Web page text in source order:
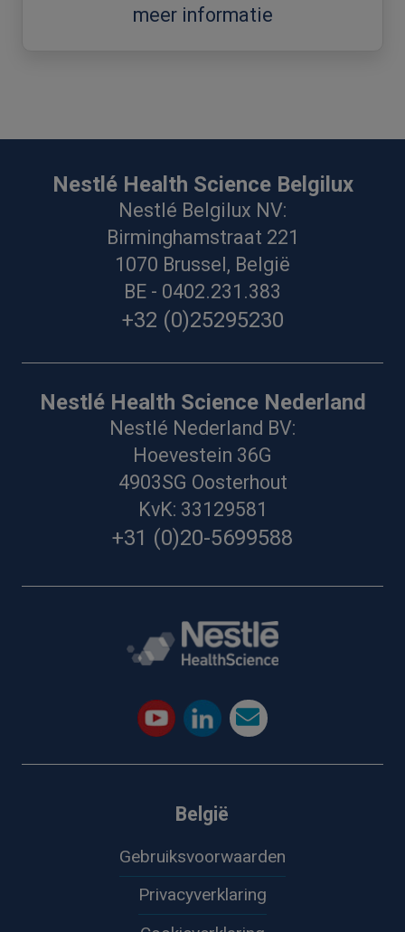
meer informatie
Nestlé Health Science Belgilux
Nestlé Belgilux NV:
Birminghamstraat 221
1070 Brussel, België
BE - 0402.231.383
+32 (0)25295230
Nestlé Health Science Nederland
Nestlé Nederland BV:
Hoevestein 36G
4903SG Oosterhout
KvK: 33129581
+31 (0)20-5699588
België
Gebruiksvoorwaarden
Privacyverklaring